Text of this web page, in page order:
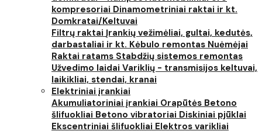
kompresoriai Dinamometriniai raktai ir kt.
Domkratai/Keltuvai
Filtrų raktai Įrankių vežimėliai, gultai, kedutės,
darbastaliai ir kt. Kėbulo remontas Nuėmėjai
Raktai ratams Stabdžių sistemos remontas
Užvedimo laidai Variklių - transmisijos keltuvai,
laikikliai, stendai, kranai
Elektriniai įrankiai
Akumuliatoriniai įrankiai Orapūtės Betono
šlifuokliai Betono vibratoriai Diskiniai pjūklai
Ekscentriniai šlifuokliai Elektros varikliai